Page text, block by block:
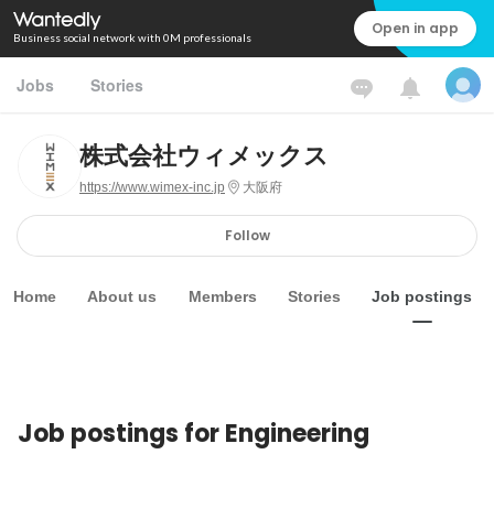
Business social network with 0M professionals Open in app
Jobs Stories
株式会社ウィメックス
https://www.wimex-inc.jp 大阪府
Follow
Home About us Members Stories Job postings
Job postings for Engineering